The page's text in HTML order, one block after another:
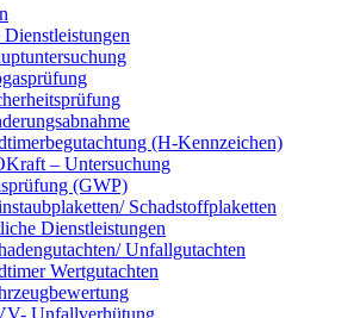
(H-Kennzeichen)
– Untersuchung
(GWP)
Schadstoffplaketten
Dienstleistungen
Unfallgutachten
Wertgutachten
Unfallverhütung